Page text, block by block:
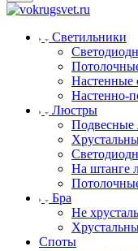
Светильники
Настенные
Настенно-
Люстры
Подвесные
На штанге
Бра
Не
Споты